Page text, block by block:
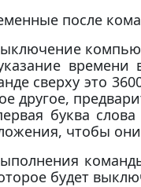
после
времени
сверху это
другое,
буква
чтобы
будет